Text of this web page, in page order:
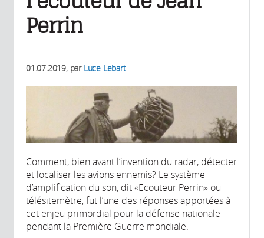
Perrin
01.07.2019, par Luce Lebart
Comment, bien avant l’invention du radar, détecter
et localiser les avions ennemis? Le système
d’amplification du son, dit «Ecouteur Perrin» ou
télésitemètre, fut l’une des réponses apportées à
cet enjeu primordial pour la défense nationale
pendant la Première Guerre mondiale.